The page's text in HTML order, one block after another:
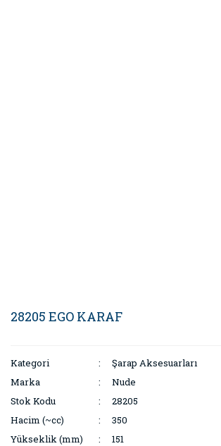
28205 EGO KARAF
Kategori
Şarap Aksesuarları
Marka
Nude
Stok Kodu
28205
Hacim (~cc)
350
Yükseklik (mm)
151